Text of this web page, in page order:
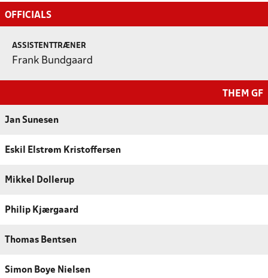
OFFICIALS
ASSISTENTTRÆNER
Frank Bundgaard
THEM GF
Jan Sunesen
Eskil Elstrøm Kristoffersen
Mikkel Dollerup
Philip Kjærgaard
Thomas Bentsen
Simon Boye Nielsen